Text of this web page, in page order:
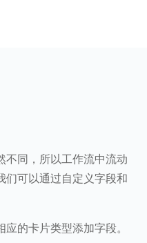
不同，所以工作流中流动
们可以通过自定义字段和
的卡片类型添加字段。